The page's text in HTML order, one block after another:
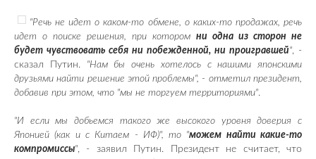
"Речь не идет о каком-то обмене, о каких-то продажах, речь
идет о поиске решения, при котором ни одна из сторон не
будет чувствовать себя ни побежденной, ни проигравшей" , -
сказал Путин. "Нам бы очень хотелось с нашими японскими
друзьями найти решение этой проблемы", - отметил президент,
добавив при этом, что "мы не торгуем территориями".
"И если мы добьемся такого же высокого уровня доверия с
Японией (как и с Китаем - ИФ)", то "можем найти какие-то
компромиссы" , - заявил Путин. Президент не считает, что